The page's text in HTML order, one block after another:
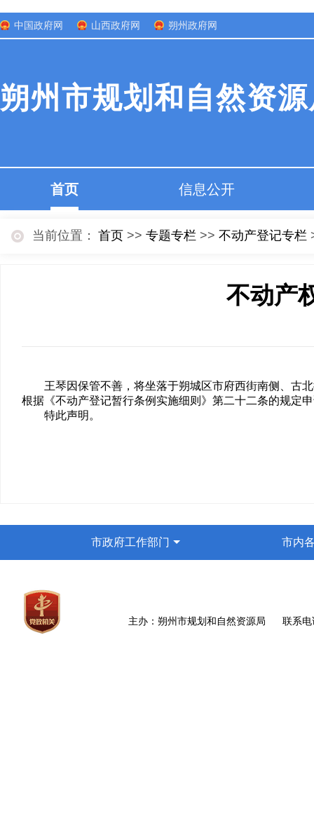
中国政府网 山西政府网 朔州政府网
朔州市规划和自然资
首页 信息公开
当前位置： 首页 >> 专题专栏 >> 不动产登记专栏
不动产
王琴因保管不善，将坐落于朔城区市府西街南侧、古
根据《不动产登记暂行条例实施细则》第二十二条的规定
特此声明。
市政府工作部门 市内
主办：朔州市规划和自然资源局 联